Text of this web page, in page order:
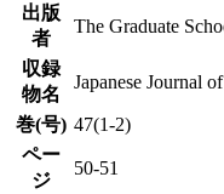
出版
者
The Graduate
収録
物名
Japanese Journal
巻(号) 47(1-2)
ペー
ジ
50-51